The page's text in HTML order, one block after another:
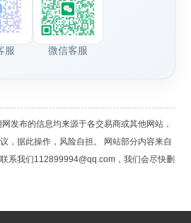
服 微信客服
网发布的信息均来源于各交易商或其他网站，
，据此操作，风险自担。 网站部分内容来自
系我们112899994@qq.com，我们会尽快删